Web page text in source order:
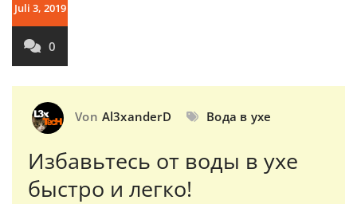
Juli 3, 2019
0
Von Al3xanderD Вода в ухе
Избавьтесь от воды в ухе
быстро и легко!